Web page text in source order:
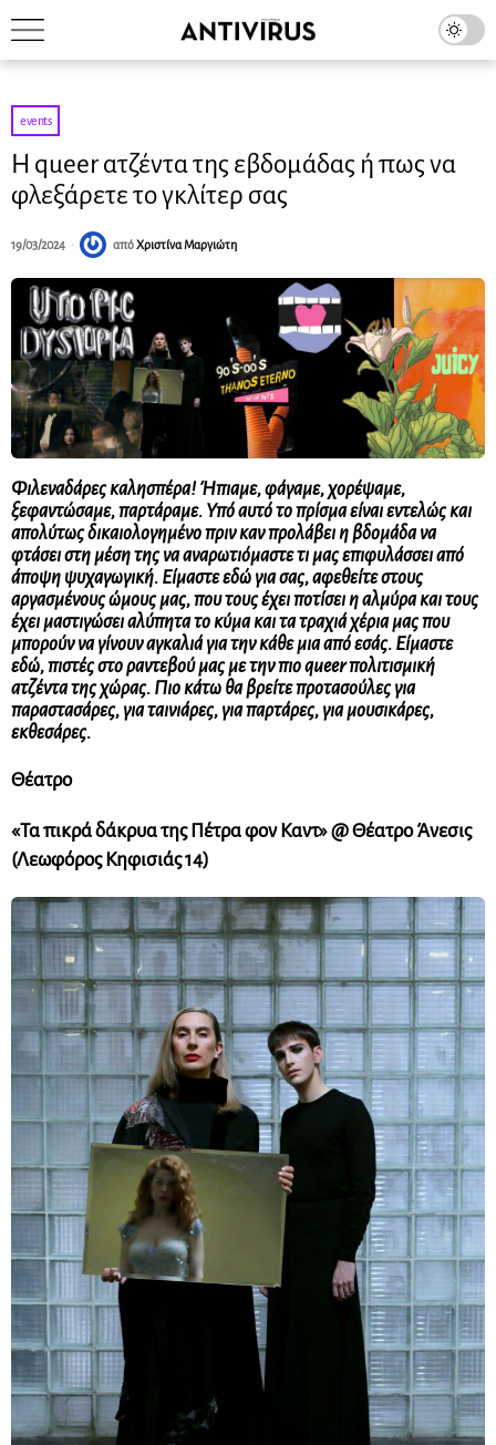
events
Η queer ατζέντα της εβδομάδας ή πως να
φλεξάρετε το γκλίτερ σας
19/03/2024 απόΧριστίνα Μαργιώτη
Φιλεναδάρες καλησπέρα! Ήπιαμε, φάγαμε, χορέψαμε,
ξεφαντώσαμε, παρτάραμε. Υπό αυτό το πρίσμα είναι εντελώς και
απολύτως δικαιολογημένο πριν καν προλάβει η βδομάδα να
φτάσει στη μέση της να αναρωτιόμαστε τι μας επιφυλάσσει από
άποψη ψυχαγωγική. Είμαστε εδώ για σας, αφεθείτε στους
αργασμένους ώμους μας, που τους έχει ποτίσει η αλμύρα και τους
έχει μαστιγώσει αλύπητα το κύμα και τα τραχιά χέρια μας που
μπορούν να γίνουν αγκαλιά για την κάθε μια από εσάς. Είμαστε
εδώ, πιστές στο ραντεβού μας με την πιο queer πολιτισμική
ατζέντα της χώρας. Πιο κάτω θα βρείτε προτασούλες για
παραστασάρες, για ταινιάρες, για παρτάρες, για μουσικάρες,
εκθεσάρες.
Θέατρο
«Τα πικρά δάκρυα της Πέτρα φον Καντ» @ Θέατρο Άνεσις
(Λεωφόρος Κηφισιάς 14)